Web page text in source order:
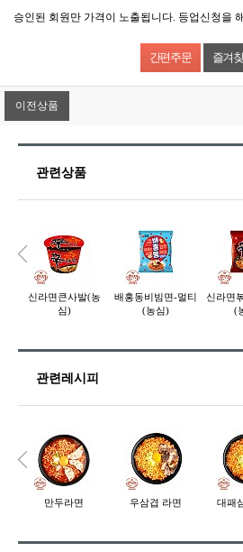
승인된 회원만 가격이 노출됩니다. 등업신청을
즐겨
이전상품
관련상품
신라면큰사발(농
심)
배홍동비빔면-멀티
(농심)
신라면
(
관련레시피
만두라면 우삼겹 라면 대패